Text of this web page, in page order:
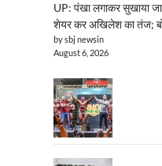
UP: पंखा लगाकर सुखाया
शेयर कर अखिलेश का तंज;
by sbj newsin
August 6, 2026